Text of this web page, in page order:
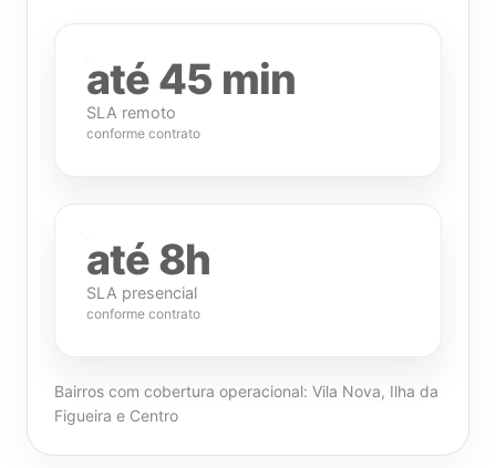
até 45 min
SLA remoto
conforme contrato
até 8h
SLA presencial
conforme contrato
Bairros com cobertura operacional: Vila Nova, Ilha da
Figueira e Centro